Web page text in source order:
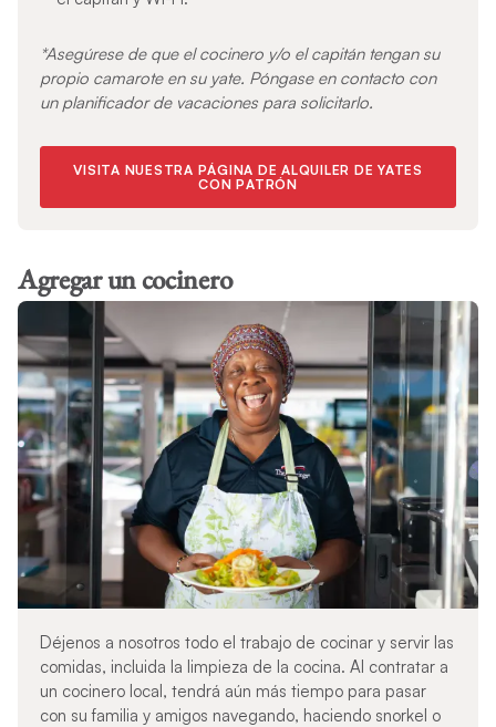
*Asegúrese de que el cocinero y/o el capitán tengan su
propio camarote en su yate. Póngase en contacto con
un planificador de vacaciones para solicitarlo.
VISITA NUESTRA PÁGINA DE ALQUILER DE YATES
CON PATRÓN
Agregar un cocinero
Déjenos a nosotros todo el trabajo de cocinar y servir las
comidas, incluida la limpieza de la cocina. Al contratar a
un cocinero local, tendrá aún más tiempo para pasar
con su familia y amigos navegando, haciendo snorkel o